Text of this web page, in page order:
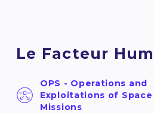
Le Facteur
OPS - Operations and
Exploitations of Space
Missions